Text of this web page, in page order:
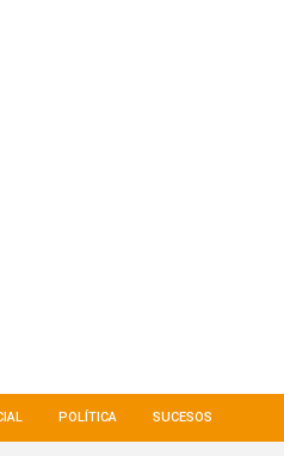
POLÍTICA SUCESOS